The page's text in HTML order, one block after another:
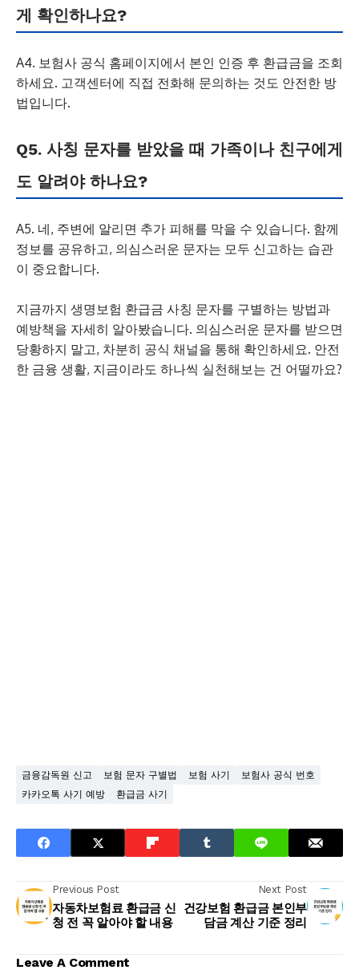
게 확인하나요?
A4. 보험사 공식 홈페이지에서 본인 인증 후 환급금을 조회
하세요. 고객센터에 직접 전화해 문의하는 것도 안전한 방
법입니다.
Q5. 사칭 문자를 받았을 때 가족이나 친구에게
도 알려야 하나요?
A5. 네, 주변에 알리면 추가 피해를 막을 수 있습니다. 함께
정보를 공유하고, 의심스러운 문자는 모두 신고하는 습관
이 중요합니다.
지금까지 생명보험 환급금 사칭 문자를 구별하는 방법과
예방책을 자세히 알아봤습니다. 의심스러운 문자를 받으면
당황하지 말고, 차분히 공식 채널을 통해 확인하세요. 안전
한 금융 생활, 지금이라도 하나씩 실천해보는 건 어떨까요?
금융감독원 신고 보험 문자 구별법 보험 사기
보험사 공식 번호
카카오톡 사기 예방
환급금 사기
Previous Post
자동차보험료 환급금 신
청 전 꼭 알아야 할 내용
Next Post
건강보험 환급금 본인부
담금 계산 기준 정리
Leave A Comment